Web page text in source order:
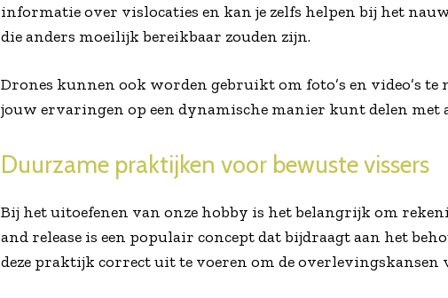
informatie over vislocaties en kan je zelfs helpen bij het
die anders moeilijk bereikbaar zouden zijn.
Drones kunnen ook worden gebruikt om foto’s en video’s
jouw ervaringen op een dynamische manier kunt delen met
Duurzame praktijken voor bewuste vissers
Bij het uitoefenen van onze hobby is het belangrijk om
and release is een populair concept dat bijdraagt aan het
deze praktijk correct uit te voeren om de overlevingskansen